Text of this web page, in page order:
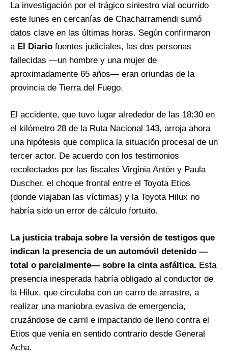
La investigación por el trágico siniestro vial ocurrido
este lunes en cercanías de Chacharramendi sumó
datos clave en las últimas horas. Según confirmaron
a El Diario fuentes judiciales, las dos personas
fallecidas —un hombre y una mujer de
aproximadamente 65 años— eran oriundas de la
provincia de Tierra del Fuego.
El accidente, que tuvo lugar alrededor de las 18:30 en
el kilómetro 28 de la Ruta Nacional 143, arroja ahora
una hipótesis que complica la situación procesal de un
tercer actor. De acuerdo con los testimonios
recolectados por las fiscales Virginia Antón y Paula
Duscher, el choque frontal entre el Toyota Etios
(donde viajaban las víctimas) y la Toyota Hilux no
habría sido un error de cálculo fortuito.
La justicia trabaja sobre la versión de testigos que
indican la presencia de un automóvil detenido —
total o parcialmente— sobre la cinta asfáltica. Esta
presencia inesperada habría obligado al conductor de
la Hilux, que circulaba con un carro de arrastre, a
realizar una maniobra evasiva de emergencia,
cruzándose de carril e impactando de lleno contra el
Etios que venía en sentido contrario desde General
Acha.